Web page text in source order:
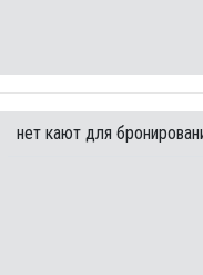
нет кают для